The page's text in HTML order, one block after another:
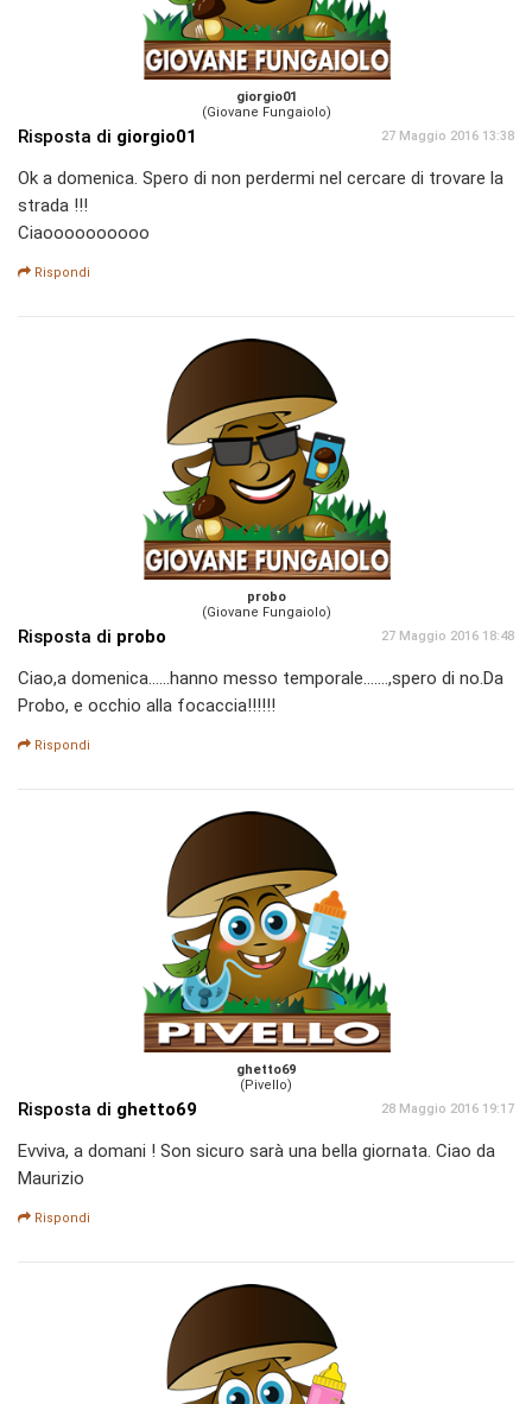
giorgio01
(Giovane Fungaiolo)
Risposta di giorgio01 27 Maggio 2016 13:38
Ok a domenica. Spero di non perdermi nel cercare di trovare la
strada !!!
Ciaoooooooooo
Rispondi
probo
(Giovane Fungaiolo)
Risposta di probo 27 Maggio 2016 18:48
Ciao,a domenica......hanno messo temporale.......,spero di no.Da
Probo, e occhio alla focaccia!!!!!!
Rispondi
ghetto69
(Pivello)
Risposta di ghetto69 28 Maggio 2016 19:17
Evviva, a domani ! Son sicuro sarà una bella giornata. Ciao da
Maurizio
Rispondi